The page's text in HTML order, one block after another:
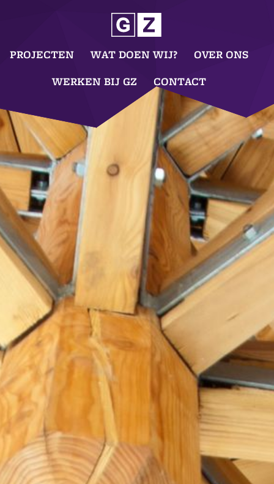
PROJECTEN WAT DOEN WIJ? OVER ONS
WERKEN BIJ GZ CONTACT